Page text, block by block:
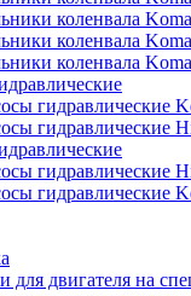
коленвала
коленвала
коленвала
гидравлические
гидравлические
гидравлические
гидравлические
двигателя на